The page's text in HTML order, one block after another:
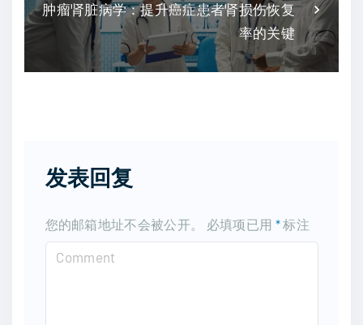
肿瘤肾脏病学：提升癌症患者肾损伤恢复
率的关键
发表回复
您的邮箱地址不会被公开。 必填项已用 *标注